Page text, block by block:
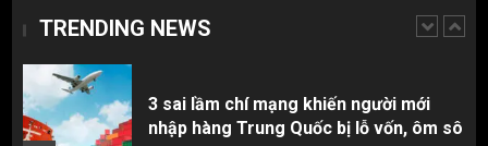
TRENDING NEWS
1
3 sai lầm chí mạng khiến người mới
nhập hàng Trung Quốc bị lỗ vốn, ôm sô